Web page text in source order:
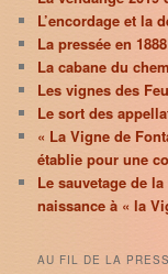
L’encordage et la
La pressée en 1888
La cabane du
Les vignes des
Le sort des
« La Vigne de
établie pour une
Le sauvetage de
naissance à « la
AU FIL DE LA